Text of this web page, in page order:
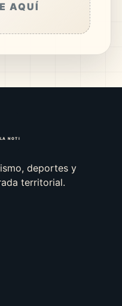
AQUÍ
deportes y
territorial.